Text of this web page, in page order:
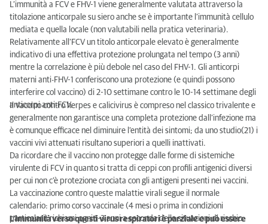
L’immunità a FCV e FHV-1 viene generalmente valutata attraverso la
titolazione anticorpale su siero anche se è importante l’immunità cellulo
mediata e quella locale (non valutabili nella pratica veterinaria).
Relativamente all’FCV un titolo anticorpale elevato è generalmente
indicativo di una effettiva protezione prolungata nel tempo (3 anni)
mentre la correlazione è più debole nel caso del FHV-1. Gli anticorpi
materni anti-FHV-1 conferiscono una protezione (e quindi possono
interferire col vaccino) di 2-10 settimane contro le 10-14 settimane degli
anticorpi anti-FCV.
Il vaccino contro herpes e calicivirus è compreso nel classico trivalente e
generalmente non garantisce una completa protezione dall’infezione ma
è comunque efficace nel diminuire l’entità dei sintomi; da uno studio(21) i
vaccini vivi attenuati risultano superiori a quelli inattivati.
Da ricordare che il vaccino non protegge dalle forme di sistemiche
virulente di FCV in quanto si tratta di ceppi con profili antigenici diversi
per cui non c’è protezione crociata con gli antigeni presenti nei vaccini.
La vaccinazione contro queste malattie virali segue il normale
calendario: primo corso vaccinale (4 mesi o prima in condizioni
particolari) richiami ogni 1-3 anni a seconda delle situazioni di rischio.
L'immunità verso questi virus respiratori è parziale e può essere